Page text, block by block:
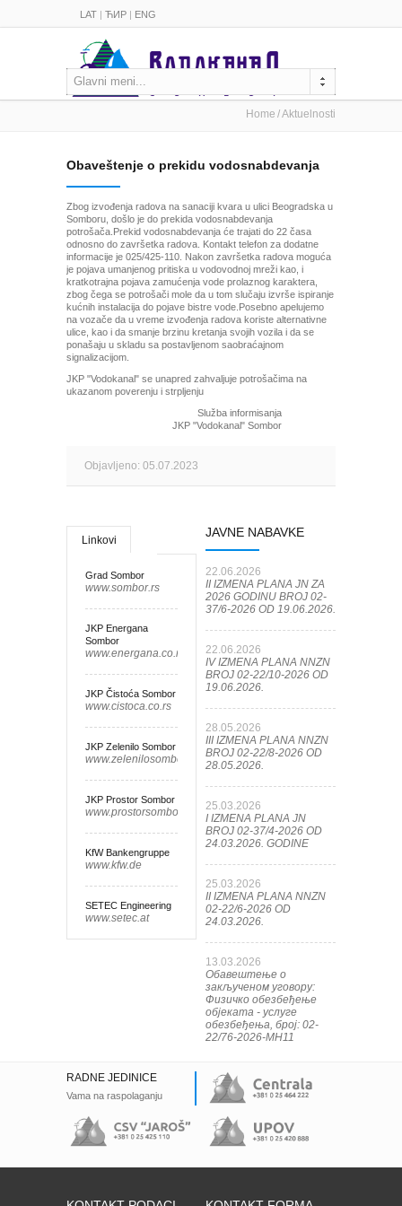
LAT | ЋИР | ENG
Glavni meni...
Home Aktuelnosti
Obaveštenje o prekidu vodosnabdevanja
Zbog izvođenja radova na sanaciji kvara u ulici Beogradska u
Somboru, došlo je do prekida vodosnabdevanja
potrošača.Prekid vodosnabdevanja će trajati do 22 časa
odnosno do završetka radova. Kontakt telefon za dodatne
informacije je 025/425-110. Nakon završetka radova moguća
je pojava umanjenog pritiska u vodovodnoj mreži kao, i
kratkotrajna pojava zamućenja vode prolaznog karaktera,
zbog čega se potrošači mole da u tom slučaju izvrše ispiranje
kućnih instalacija do pojave bistre vode.Posebno apelujemo
na vozače da u vreme izvođenja radova koriste alternativne
ulice, kao i da smanje brzinu kretanja svojih vozila i da se
ponašaju u skladu sa postavljenom saobraćajnom
signalizacijom.
JKP "Vodokanal" se unapred zahvaljuje potrošačima na
ukazanom poverenju i strpljenju
Služba informisanja
JKP "Vodokanal" Sombor
Objavljeno: 05.07.2023
Linkovi
Grad Sombor
www.sombor.rs
JKP Energana
Sombor
www.energana.co.rs
JKP Čistoća Sombor
www.cistoca.co.rs
JKP Zelenilo Sombor
www.zelenilosombor.co.rs
JKP Prostor Sombor
www.prostorsombor.rs
KfW Bankengruppe
www.kfw.de
SETEC Engineering
www.setec.at
JAVNE NABAVKE
22.06.2026
II IZMENA PLANA JN ZA
2026 GODINU BROJ 02-
37/6-2026 OD 19.06.2026.
22.06.2026
IV IZMENA PLANA NNZN
BROJ 02-22/10-2026 OD
19.06.2026.
28.05.2026
III IZMENA PLANA NNZN
BROJ 02-22/8-2026 OD
28.05.2026.
25.03.2026
I IZMENA PLANA JN
BROJ 02-37/4-2026 OD
24.03.2026. GODINE
25.03.2026
II IZMENA PLANA NNZN
02-22/6-2026 OD
24.03.2026.
13.03.2026
Обавештење о
закљученом уговору:
Физичко обезбеђење
објеката - услуге
обезбеђења, број: 02-
22/76-2026-МН11
RADNE JEDINICE
Vama na raspolaganju